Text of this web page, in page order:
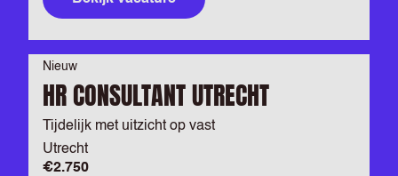
Nieuw
HR CONSULTANT UTRECHT
Tijdelijk met uitzicht op vast
Utrecht
€2.750